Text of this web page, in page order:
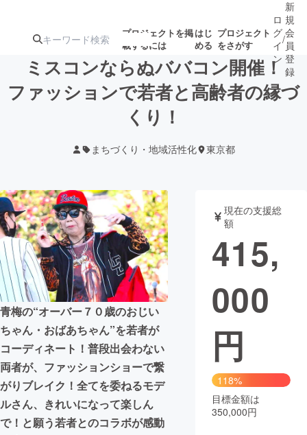
プロジェクトを掲
載するには
はじ
める
プロジェクト
をさがす
注目の新着プロ
ジェクト
募集終了が近いプ
テクノロジー・ガジェット
映像・映画 書籍・雑誌
ビジネス・起業 チャレンジ
まちづくり・地域活性化
CAMPFIRE for Social Good
CAMPFIRE Creation
CAMPFIREふるさと納税
コミュニティ
ロ
グ
イ
ン
/
新
規
会
員
登
録
ミスコンならぬババコン開催！
ファッションで若者と高齢者の縁づ
くり！
まちづくり・地域活性化 東京都
青梅の“オーバー７０歳のおじい
ちゃん・おばあちゃん”を若者が
コーディネート！普段出会わない
両者が、ファッションショーで繋
がりブレイク！全てを委ねるモデ
ルさん、きれいになって楽しん
で！と願う若者とのコラボが感動
現在の支援総
額
415,
000
円
118%
目標金額は
350,000円